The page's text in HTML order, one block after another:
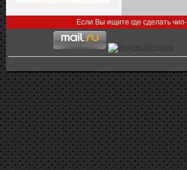
Если Вы ищите где сделать